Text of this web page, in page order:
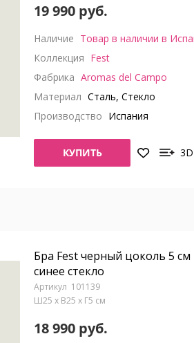
19 990 руб.
Наличие Товар в наличии в
Коллекция Fest
Фабрика Aromas del Campo
Материал Сталь, Стекло
Производство Испания
КУПИТЬ
Бра Fest черный цоколь 5 см
синее стекло
101139
Ш25 x В25 x Г5 см
18 990 руб.